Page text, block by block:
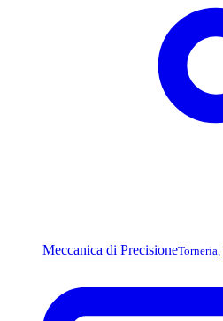
Meccanica di Precisione